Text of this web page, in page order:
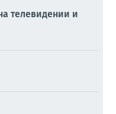
телевидении и